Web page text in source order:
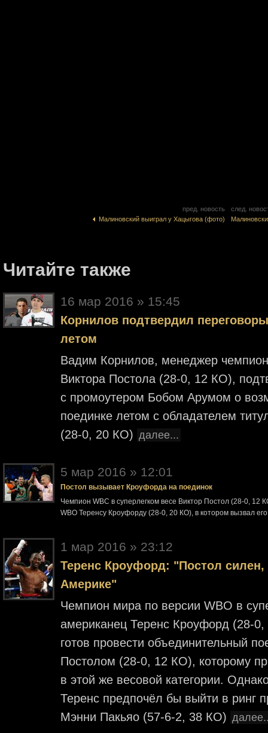
пред. новость
Малиновский выиграл у Хацыгова (фото)
след.
Читайте также
16 мар 2016 » 15:45
Корнилов подтвердил
летом
Вадим Корнилов, менеджер
Виктора Постола (28-0, 12 КО),
с промоутером Бобом Арумом о
поединке летом с обладателем
(28-0, 20 КО) далее...
5 мар 2016 » 12:01
Постол вызывает Кроуфорда на поединок
Чемпион WBC в суперлегком весе Виктор Постол (28-0,
WBO Теренсу Кроуфорду (28-0, 20 КО), в котором вызвал
1 мар 2016 » 23:12
Теренс Кроуфорд: "Постол силен,
Америке"
Чемпион мира по версии WBO в
американец Теренс Кроуфорд (28-
готов провести объединительный
Постолом (28-0, 12 КО), которому
в этой же весовой категории.
Теренс предпочёл бы выйти в ринг
Мэнни Пакьяо (57-6-2, 38 КО)